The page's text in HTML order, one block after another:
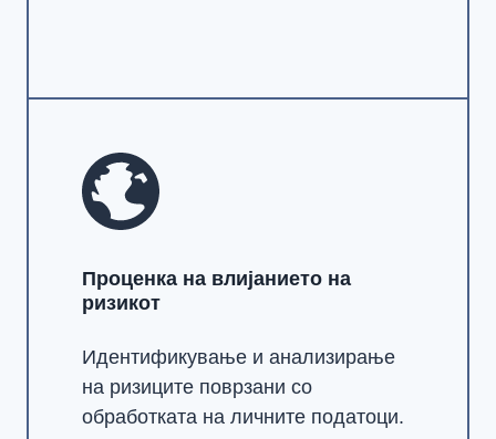
Проценка на влијанието на
ризикот
Идентификување и анализирање
на ризиците поврзани со
обработката на личните податоци.